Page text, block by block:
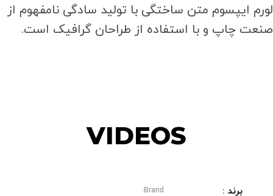
لورم ایپسوم متن ساختگی با تولید سادگی نامفهوم از
صنعت چاپ و با استفاده از طراحان گرافیک است.
VIDEOS
برند : Brand: